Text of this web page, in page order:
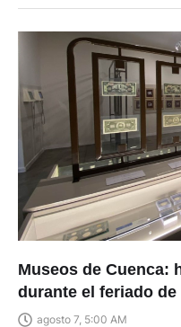
Museos de Cuenca:
durante el feriado de
agosto 7, 5:00 AM